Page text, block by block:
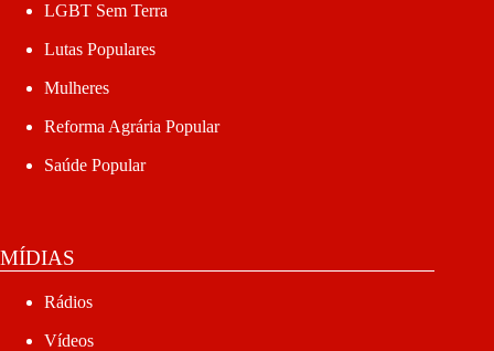
LGBT Sem Terra
Lutas Populares
Mulheres
Reforma Agrária Popular
Saúde Popular
MÍDIAS
Rádios
Vídeos